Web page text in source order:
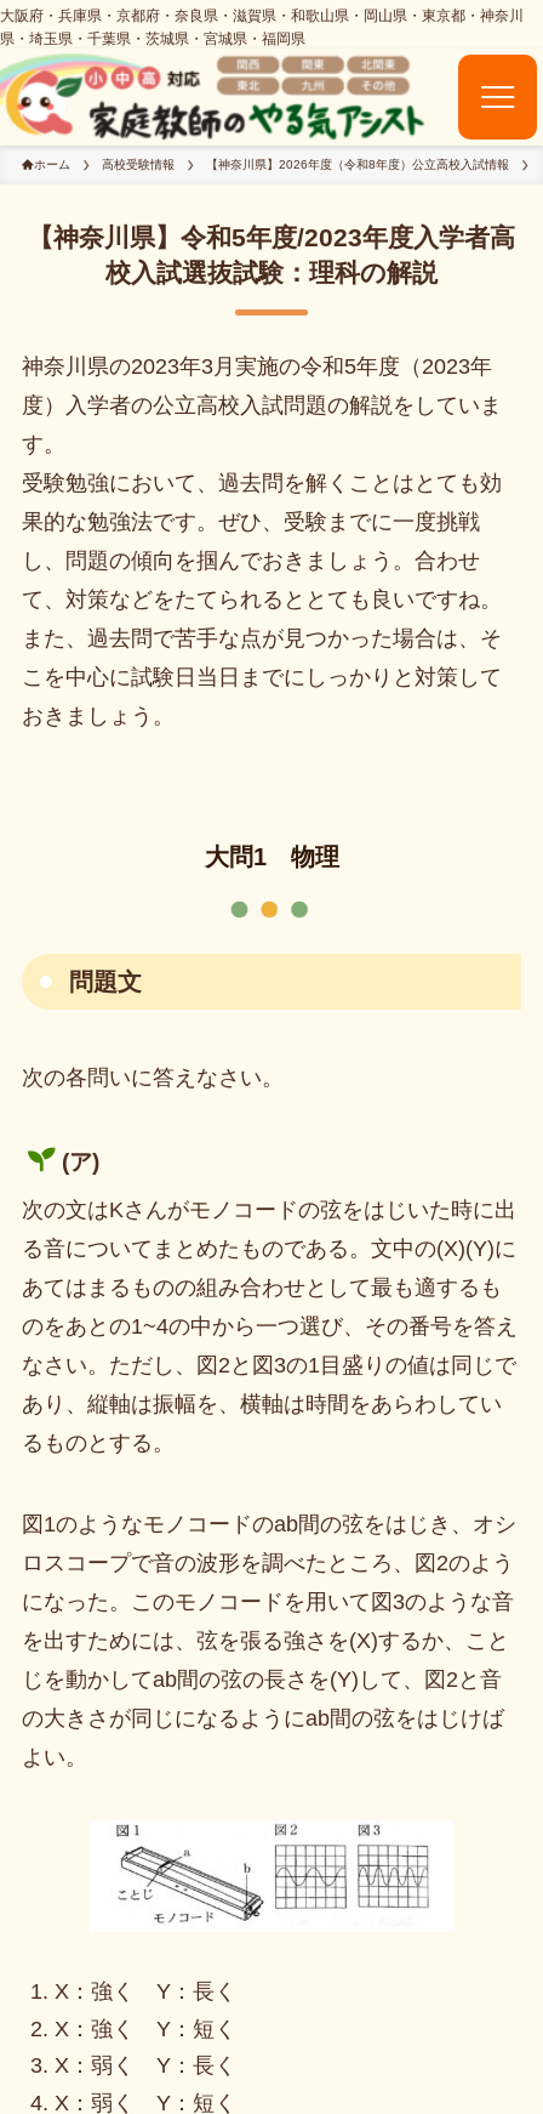
ホーム 高校受験情報 【神奈川県】2026年度（令和8年度）公立高校入試情報
【神奈川県】令和5年度/2023年度入学者高
校入試選抜試験：理科の解説
神奈川県の2023年3月実施の令和5年度（2023年
度）入学者の公立高校入試問題の解説をしていま
す。
受験勉強において、過去問を解くことはとても効
果的な勉強法です。ぜひ、受験までに一度挑戦
し、問題の傾向を掴んでおきましょう。合わせ
て、対策などをたてられるととても良いですね。
また、過去問で苦手な点が見つかった場合は、そ
こを中心に試験日当日までにしっかりと対策して
おきましょう。
大問1 物理
問題文
次の各問いに答えなさい。
(ア)
次の文はKさんがモノコードの弦をはじいた時に出
る音についてまとめたものである。文中の(X)(Y)に
あてはまるものの組み合わせとして最も適するも
のをあとの1~4の中から一つ選び、その番号を答え
なさい。ただし、図2と図3の1目盛りの値は同じで
あり、縦軸は振幅を、横軸は時間をあらわしてい
るものとする。
図1のようなモノコードのab間の弦をはじき、オシ
ロスコープで音の波形を調べたところ、図2のよう
になった。このモノコードを用いて図3のような音
を出すためには、弦を張る強さを(X)するか、こと
じを動かしてab間の弦の長さを(Y)して、図2と音
の大きさが同じになるようにab間の弦をはじけば
よい。
X：強く Y：長く
X：強く Y：短く
X：弱く Y：長く
X：弱く Y：短く